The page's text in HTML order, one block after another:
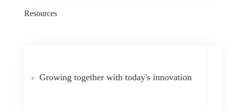
Resources
Growing together with today's innovation